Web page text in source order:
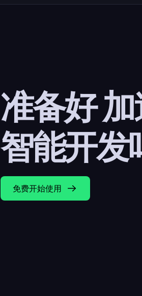
准备好
智能开发
免费开始使用